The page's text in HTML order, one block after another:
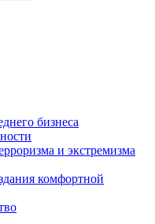
бизнеса
и экстремизма
комфортной